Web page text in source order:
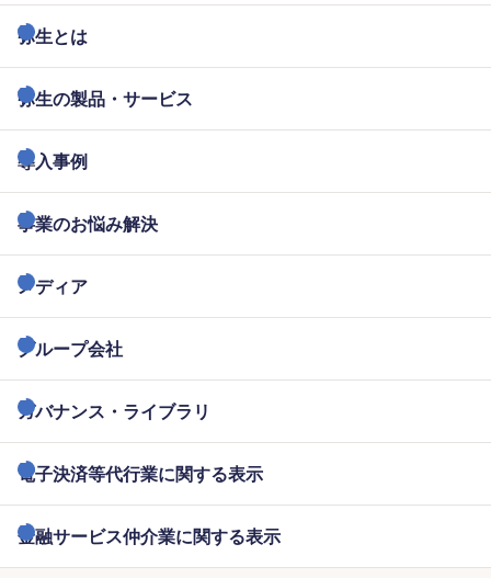
弥生とは
弥生の製品・サービス
導入事例
事業のお悩み解決
メディア
グループ会社
ガバナンス・ライブラリ
電子決済等代行業に関する表示
金融サービス仲介業に関する表示